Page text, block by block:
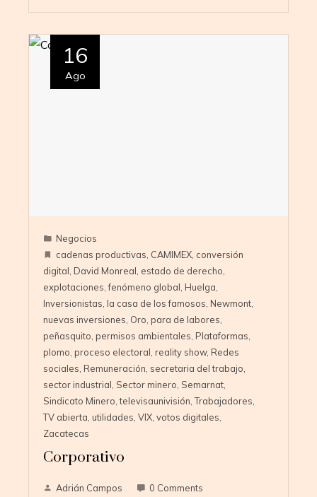
16
Ago
Negocios
cadenas productivas CAMIMEX conversión
digital David Monreal estado de derecho
explotaciones ,fenómeno global Huelga
Inversionistas la casa de los famosos Newmont
nuevas inversiones Oro para de labores
peñasquito permisos ambientales Plataformas
plomo proceso electoral reality show, Redes
sociales Remuneración secretaria del trabajo
sector industrial Sector minero Semarnat
Sindicato Minero ,televisaunivisión ,Trabajadores
TV abierta utilidades VIX votos digitales
Zacatecas
Corporativo
Adrián Campos 0 Comments